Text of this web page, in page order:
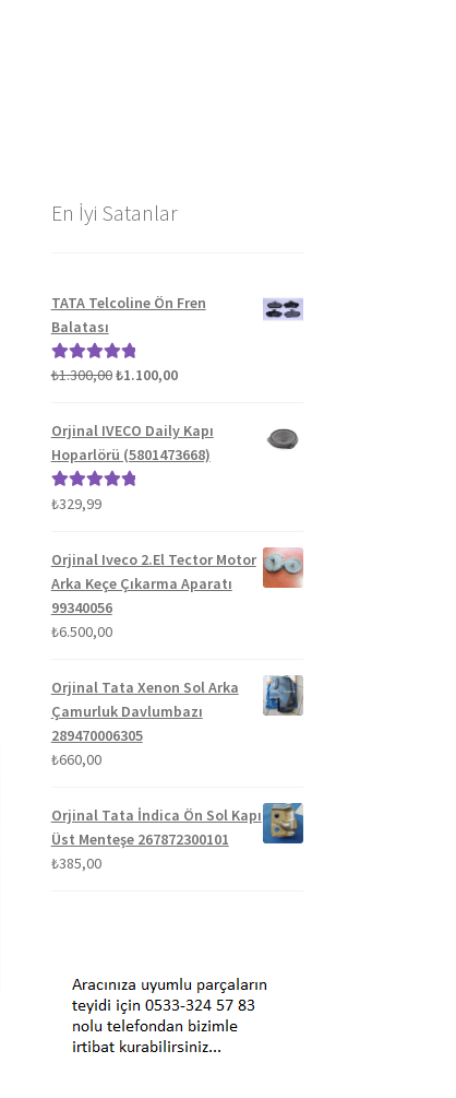
En İyi Satanlar
TATA Telcoline Ön Fren
Balatası
5 üzerinden
₺1.300,00Orijinal
₺1.300,00.
₺1.100,00Şu
fiyat:
₺1.100,00.
Orjinal IVECO Daily Kapı
Hoparlörü (5801473668)
5 üzerinden
₺329,99
Orjinal Iveco 2.El Tector Motor
Arka Keçe Çıkarma Aparatı
99340056
₺6.500,00
Orjinal Tata Xenon Sol Arka
Çamurluk Davlumbazı
289470006305
₺660,00
Orjinal Tata İndica Ön Sol Kapı
Üst Menteşe 267872300101
₺385,00